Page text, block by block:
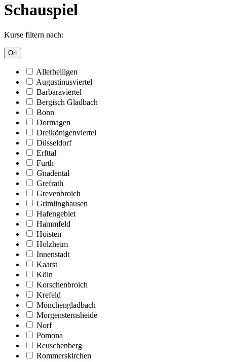
Schauspiel
Kurse filtern nach:
Ort
Allerheiligen
Augustinusviertel
Barbaraviertel
Bergisch Gladbach
Bonn
Dormagen
Dreikönigenviertel
Düsseldorf
Erfttal
Furth
Gnadental
Grefrath
Grevenbroich
Grimlinghausen
Hafengebiet
Hammfeld
Hoisten
Holzheim
Innenstadt
Kaarst
Köln
Korschenbroich
Krefeld
Mönchengladbach
Morgensternsheide
Norf
Pomona
Reuschenberg
Rommerskirchen